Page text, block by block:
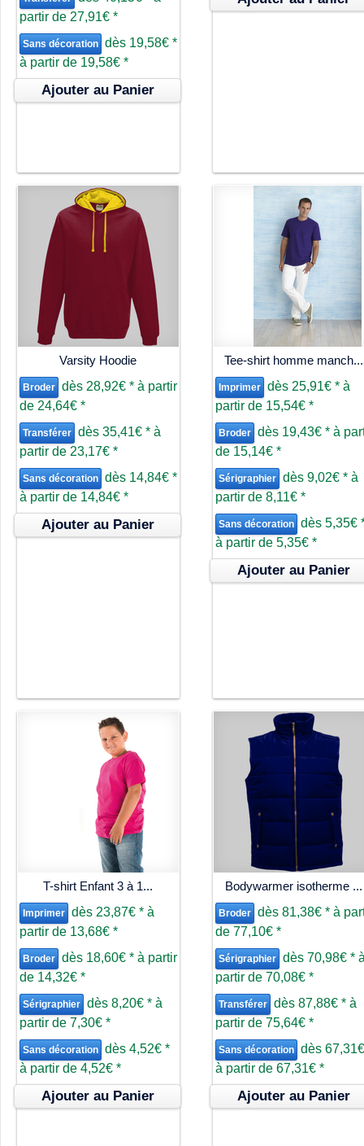
partir de 27,91€ *
Sans décoration dès 19,58€ *
à partir de 19,58€ *
Ajouter au Panier
Varsity Hoodie
Broder dès 28,92€ * à partir
de 24,64€ *
Transférer dès 35,41€ * à
partir de 23,17€ *
Sans décoration dès 14,84€ *
à partir de 14,84€ *
Ajouter au Panier
Tee-shirt homme manch...
Imprimer dès 25,91€ * à
partir de 15,54€ *
Broder dès 19,43€ * à
de 15,14€ *
Sérigraphier dès 9,02€ * à
partir de 8,11€ *
Sans décoration dès 5,35€
à partir de 5,35€ *
Ajouter au Panier
T-shirt Enfant 3 à 1...
Imprimer dès 23,87€ * à
partir de 13,68€ *
Broder dès 18,60€ * à partir
de 14,32€ *
Sérigraphier dès 8,20€ * à
partir de 7,30€ *
Sans décoration dès 4,52€ *
à partir de 4,52€ *
Ajouter au Panier
Bodywarmer isotherme ...
Broder dès 81,38€ * à
de 77,10€ *
Sérigraphier dès 70,98€ *
partir de 70,08€ *
Transférer dès 87,88€ * à
partir de 75,64€ *
Sans décoration dès
à partir de 67,31€ *
Ajouter au Panier